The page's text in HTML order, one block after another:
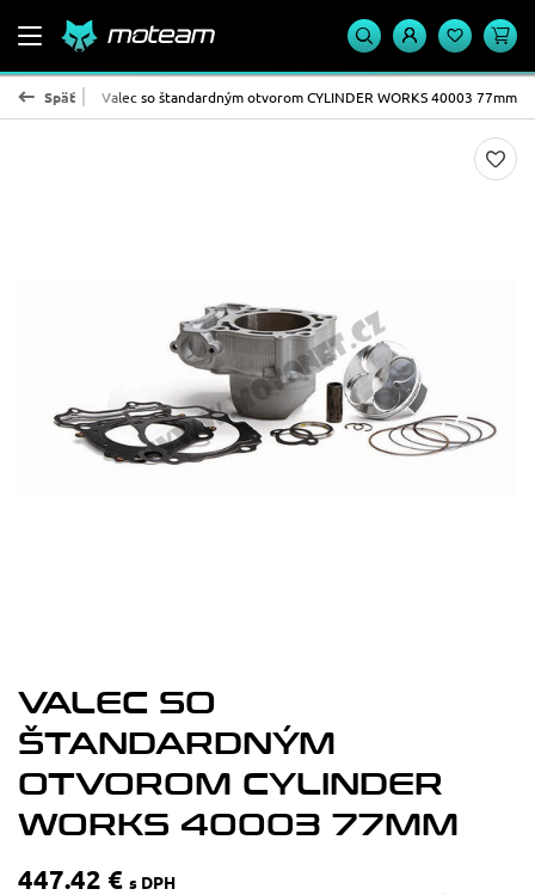
Späť
WORKS Valec so štandardným otvorom CYLINDER WORKS 40003 77mm
VALEC SO
ŠTANDARDNÝM
OTVOROM CYLINDER
WORKS 40003 77MM
447.42 € s DPH